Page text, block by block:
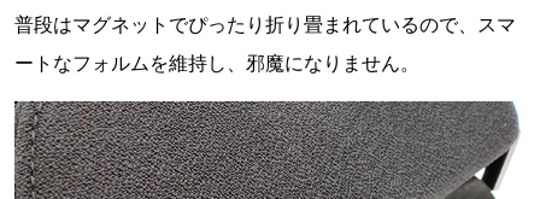
普段はマグネットでぴったり折り畳まれているので、スマ
ートなフォルムを維持し、邪魔になりません。